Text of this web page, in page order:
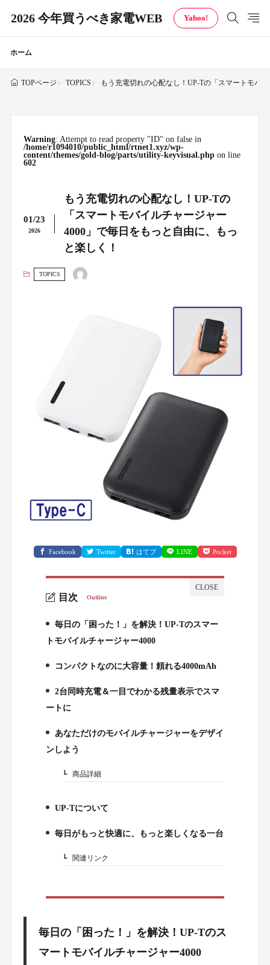
2026 今年買うべき家電WEB Yahoo!
ホーム
TOPページ TOPICS もう充電切れの心配なし！UP-Tの「スマートモバ
Warning: Attempt to read property "ID" on false in
/home/r1094010/public_html/rtnet1.xyz/wp-
content/themes/gold-blog/parts/utility-keyvisual.phpon line
602
01/23
2026
もう充電切れの心配なし！UP-Tの
「スマートモバイルチャージャー
4000」で毎日をもっと自由に、もっ
と楽しく！
TOPICS
Facebook Twitter はてブ LINE Pocket
目次 Outline
毎日の「困った！」を解決！UP-Tのスマー
トモバイルチャージャー4000
コンパクトなのに大容量！頼れる4000mAh
3.
2台同時充電＆一目でわかる残量表示でスマ
ートに
4.
あなただけのモバイルチャージャーをデザイ
ンしよう
4-1.商品詳細
UP-Tについて
毎日がもっと快適に、もっと楽しくなる一台
6-1.関連リンク
毎日の「困った！」を解決！UP-Tのス
マートモバイルチャージャー4000